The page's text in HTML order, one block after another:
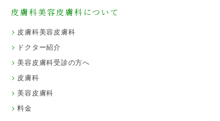
皮膚科美容皮膚科について
皮膚科美容皮膚科
ドクター紹介
美容皮膚科受診の方へ
皮膚科
美容皮膚科
料金